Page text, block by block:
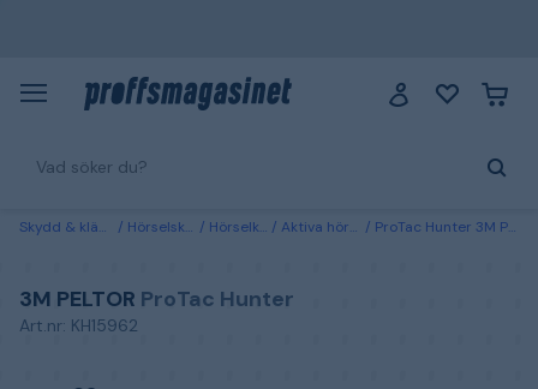
Skydd & kläder Hörselskydd Hörselkåpor Aktiva hörselkåpor ProTac Hunter 3M Peltor Hörselskydd
3M PELTOR ProTac Hunter
Art.nr: KH15962